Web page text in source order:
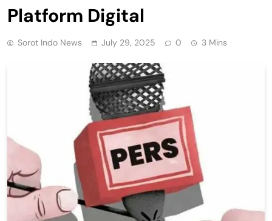
Platform Digital
Sorot Indo News July 29, 2025 0 3 Mins